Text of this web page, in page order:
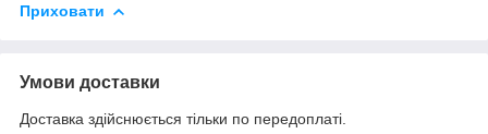
Приховати
Умови доставки
Доставка здійснюється тільки по передоплаті.